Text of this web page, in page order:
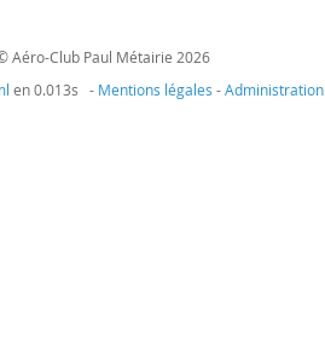
Aéro-Club Paul Métairie 2026
en 0.013s - Mentions légales -Administration